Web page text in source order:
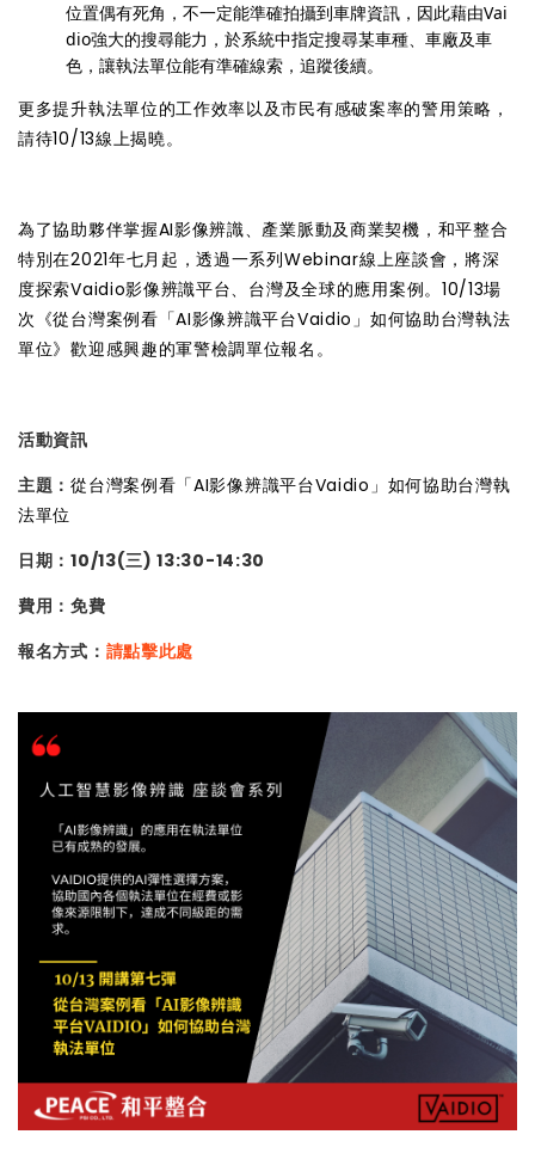
位置偶有死角，不一定能準確拍攝到車牌資訊，因此藉由Vai
dio強大的搜尋能力，於系統中指定搜尋某車種、車廠及車
色，讓執法單位能有準確線索，追蹤後續。
更多提升執法單位的工作效率以及市民有感破案率的警用策略，
請待10/13線上揭曉。
為了協助夥伴掌握AI影像辨識、產業脈動及商業契機，和平整合
特別在2021年七月起，透過一系列Webinar線上座談會，將深
度探索Vaidio影像辨識平台、台灣及全球的應用案例。10/13場
次《從台灣案例看「AI影像辨識平台Vaidio」如何協助台灣執法
單位》歡迎感興趣的軍警檢調單位報名。
活動資訊
主題：從台灣案例看「AI影像辨識平台Vaidio」如何協助台灣執
法單位
日期：10/13(三) 13:30-14:30
費用：免費
報名方式： 請點擊此處